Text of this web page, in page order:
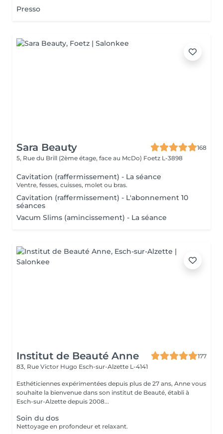
Presso
Sara Beauty
168
5, Rue du Brill (2ème étage, face au McDo) Foetz L-3898
Cavitation (raffermissement) - La séance
Ventre, fesses, cuisses, molet ou bras.
Cavitation (raffermissement) - L'abonnement 10
séances
Vacum Slims (amincissement) - La séance
Institut de Beauté Anne
177
83, Rue Victor Hugo Esch-sur-Alzette L-4141
Esthéticiennes expérimentées depuis plus de 27 ans, Anne vous
souhaite la bienvenue dans son institut de Beauté, établi à
Esch-sur-Alzette depuis 2008...
Soin du dos
Nettoyage en profondeur et relaxant.